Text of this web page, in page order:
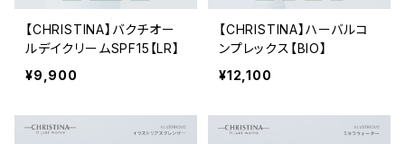
【CHRISTINA】バクチオー
ルデイクリームSPF15【LR】
¥9,900
【CHRISTINA】ハーバルコ
ンプレックス【BIO】
¥12,100